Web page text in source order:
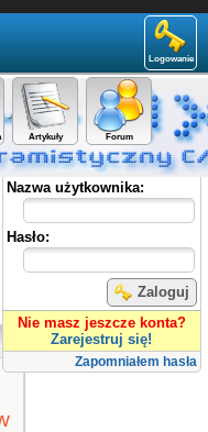
Logowanie
Artykuły Forum
Panel użytkownika
Nazwa użytkownika:
Hasło:
Zaloguj
Nie masz jeszcze konta?
Zarejestruj się!
Zapomniałem hasła